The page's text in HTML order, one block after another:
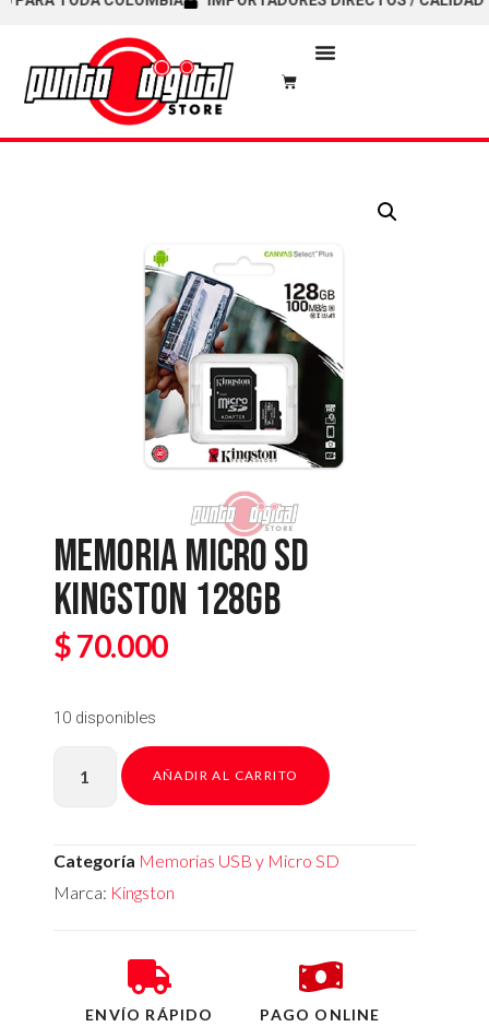
MEMORIA MICRO SD
KINGSTON 128GB
$70.000
10 disponibles
AÑADIR AL CARRITO
Categoría Memorias USB y Micro SD
Marca: Kingston
ENVÍO RÁPIDO PAGO ONLINE